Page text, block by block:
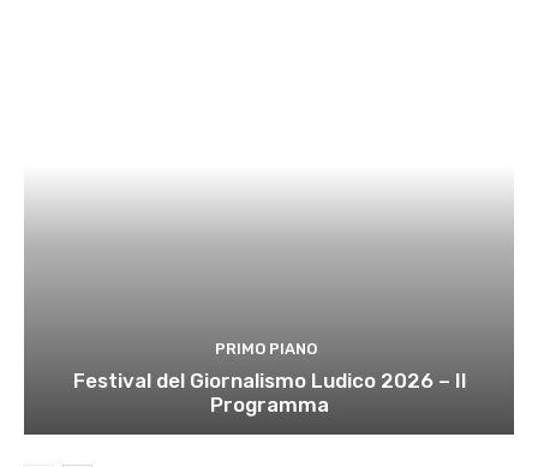
PRIMO PIANO
Festival del Giornalismo Ludico 2026 – Il
Programma